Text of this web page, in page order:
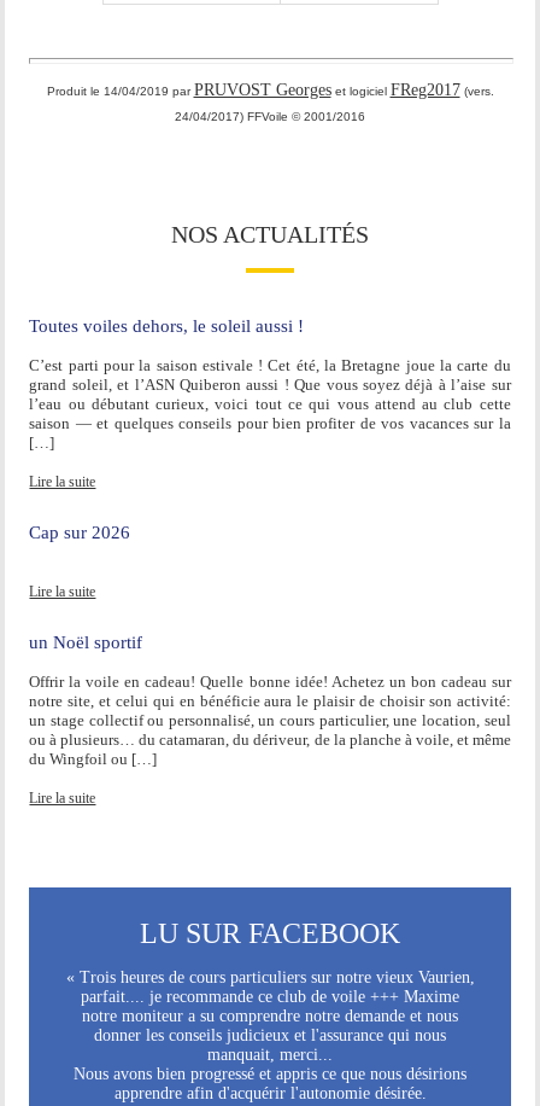
Produit le 14/04/2019 parPRUVOST Georgeset logiciel FReg2017 (vers.
24/04/2017) FFVoile © 2001/2016
NOS ACTUALITÉS
Toutes voiles dehors, le soleil aussi !
C’est parti pour la saison estivale ! Cet été, la Bretagne joue la carte du
grand soleil, et l’ASN Quiberon aussi ! Que vous soyez déjà à l’aise sur
l’eau ou débutant curieux, voici tout ce qui vous attend au club cette
saison — et quelques conseils pour bien profiter de vos vacances sur la
[…]
Lire la suite
Cap sur 2026
Lire la suite
un Noël sportif
Offrir la voile en cadeau! Quelle bonne idée! Achetez un bon cadeau sur
notre site, et celui qui en bénéficie aura le plaisir de choisir son activité:
un stage collectif ou personnalisé, un cours particulier, une location, seul
ou à plusieurs… du catamaran, du dériveur, de la planche à voile, et même
du Wingfoil ou […]
Lire la suite
LU SUR FACEBOOK
« Trois heures de cours particuliers sur notre vieux Vaurien,
parfait.... je recommande ce club de voile +++ Maxime
notre moniteur a su comprendre notre demande et nous
donner les conseils judicieux et l'assurance qui nous
manquait, merci...
Nous avons bien progressé et appris ce que nous désirions
apprendre afin d'acquérir l'autonomie désirée.